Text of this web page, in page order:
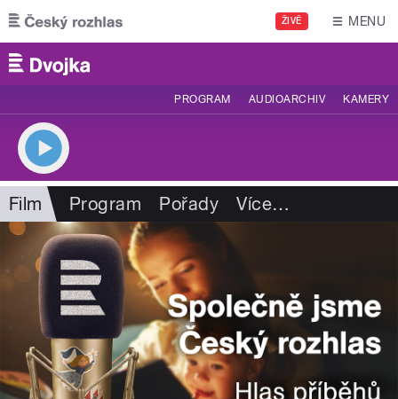
Přejít k hlavnímu obsahu
ŽIVĚ MENU
PROGRAM AUDIOARCHIV KAMERY
Film Program Pořady Více…